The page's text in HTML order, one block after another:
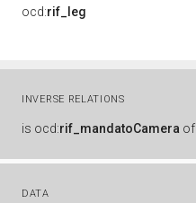
ocd:rif_leg
INVERSE RELATIONS
is ocd:rif_mandatoCamera of
DATA